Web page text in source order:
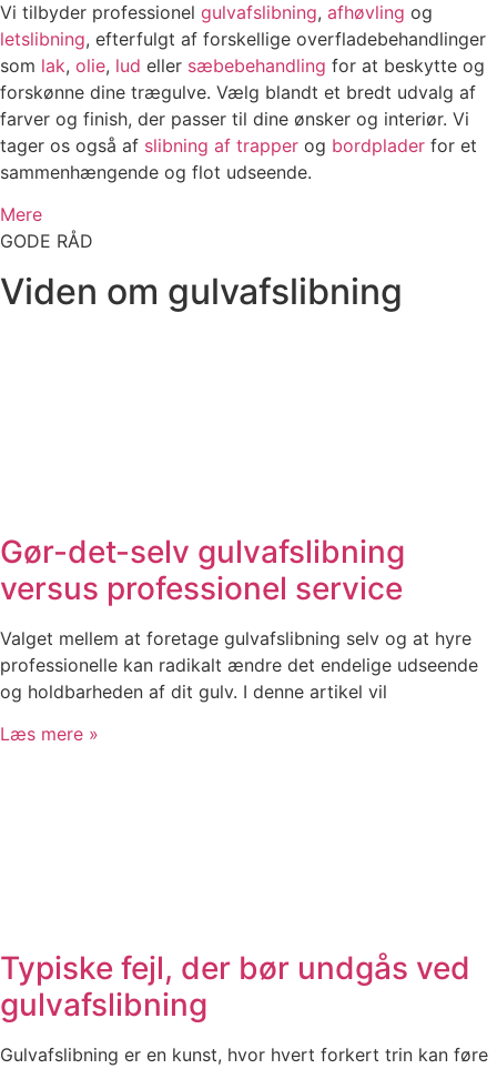
Vi tilbyder professionel gulvafslibning, afhøvling og
letslibning, efterfulgt af forskellige overfladebehandlinger
som lak, olie, lud eller sæbebehandling for at beskytte og
forskønne dine trægulve. Vælg blandt et bredt udvalg af
farver og finish, der passer til dine ønsker og interiør. Vi
tager os også af slibning af trapper og bordplader for et
sammenhængende og flot udseende.
Mere
GODE RÅD
Viden om gulvafslibning
Gør-det-selv gulvafslibning
versus professionel service
Valget mellem at foretage gulvafslibning selv og at hyre
professionelle kan radikalt ændre det endelige udseende
og holdbarheden af dit gulv. I denne artikel vil
Læs mere »
Typiske fejl, der bør undgås ved
gulvafslibning
Gulvafslibning er en kunst, hvor hvert forkert trin kan føre